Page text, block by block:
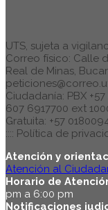
UTS, sujeta a
Correo físico: Calle
Real de Minas,
Ciudadanía: PBX
607 6917700 ext
Gratuita: +57
:::: Política de
Atención y
Atención al
Horario de
pm a 6:00 pm
Notificaciones